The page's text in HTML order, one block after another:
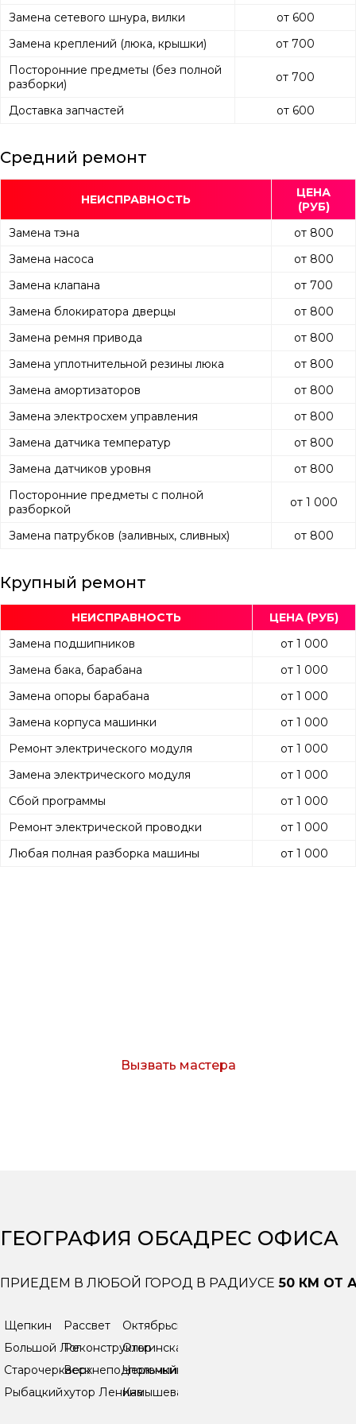
Замена сетевого шнура, вилки
от 600
Замена креплений (люка, крышки)
от 700
Посторонние предметы (без полной
разборки)
от 700
Доставка запчастей от 600
Средний ремонт
НЕИСПРАВНОСТЬ
ЦЕНА
(РУБ)
Замена тэна
от 800
Замена насоса
от 800
Замена клапана
от 700
Замена блокиратора дверцы
от 800
Замена ремня привода
от 800
Замена уплотнительной резины люка
от 800
Замена амортизаторов
от 800
Замена электросхем управления
от 800
Замена датчика температур
от 800
Замена датчиков уровня
от 800
Посторонние предметы с полной
разборкой
от 1 000
Замена патрубков (заливных, сливных) от 800
Крупный ремонт
НЕИСПРАВНОСТЬ
ЦЕНА (РУБ)
Замена подшипников
от 1 000
Замена бака, барабана
от 1 000
Замена опоры барабана
от 1 000
Замена корпуса машинки
от 1 000
Ремонт электрического модуля
от 1 000
Замена электрического модуля
от 1 000
Сбой программы
от 1 000
Ремонт электрической проводки
от 1 000
Любая полная разборка машины
от 1 000
Вызвать мастера
АДРЕС ОФИСА
ГЕОГРАФИЯ ОБСЛУЖИВАНИЯ
ПРИЕДЕМ В ЛЮБОЙ ГОРОД В РАДИУСЕ 50 КМ ОТ
Щепкин Рассвет
Октябрьский
Большой ЛогРеконструкторОльгинская
СтарочеркасскВерхнеподпольный
Черюмкин
Рыбацкийхутор ЛенинаКамышеваха